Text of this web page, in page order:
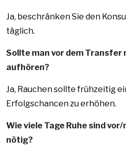
Ja, beschränken Sie den
täglich.
Sollte man vor dem Transfer
aufhören?
Ja, Rauchen sollte frühzeitig
Erfolgschancen zu erhöhen.
Wie viele Tage Ruhe sind
nötig?